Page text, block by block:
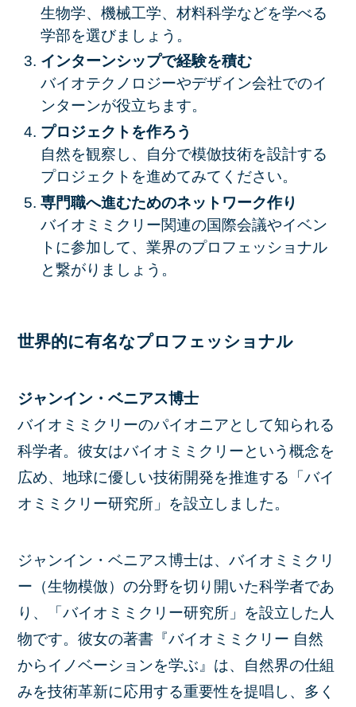
生物学、機械工学、材料科学などを学べる
学部を選びましょう。
インターンシップで経験を積む
バイオテクノロジーやデザイン会社でのイ
ンターンが役立ちます。
プロジェクトを作ろう
自然を観察し、自分で模倣技術を設計する
プロジェクトを進めてみてください。
専門職へ進むためのネットワーク作り
バイオミミクリー関連の国際会議やイベン
トに参加して、業界のプロフェッショナル
と繋がりましょう。
世界的に有名なプロフェッショナル
ジャンイン・ベニアス博士
バイオミミクリーのパイオニアとして知られる
科学者。彼女はバイオミミクリーという概念を
広め、地球に優しい技術開発を推進する「バイ
オミミクリー研究所」を設立しました。
ジャンイン・ベニアス博士は、バイオミミクリ
ー（生物模倣）の分野を切り開いた科学者であ
り、「バイオミミクリー研究所」を設立した人
物です。彼女の著書『バイオミミクリー 自然
からイノベーションを学ぶ』は、自然界の仕組
みを技術革新に応用する重要性を提唱し、多く